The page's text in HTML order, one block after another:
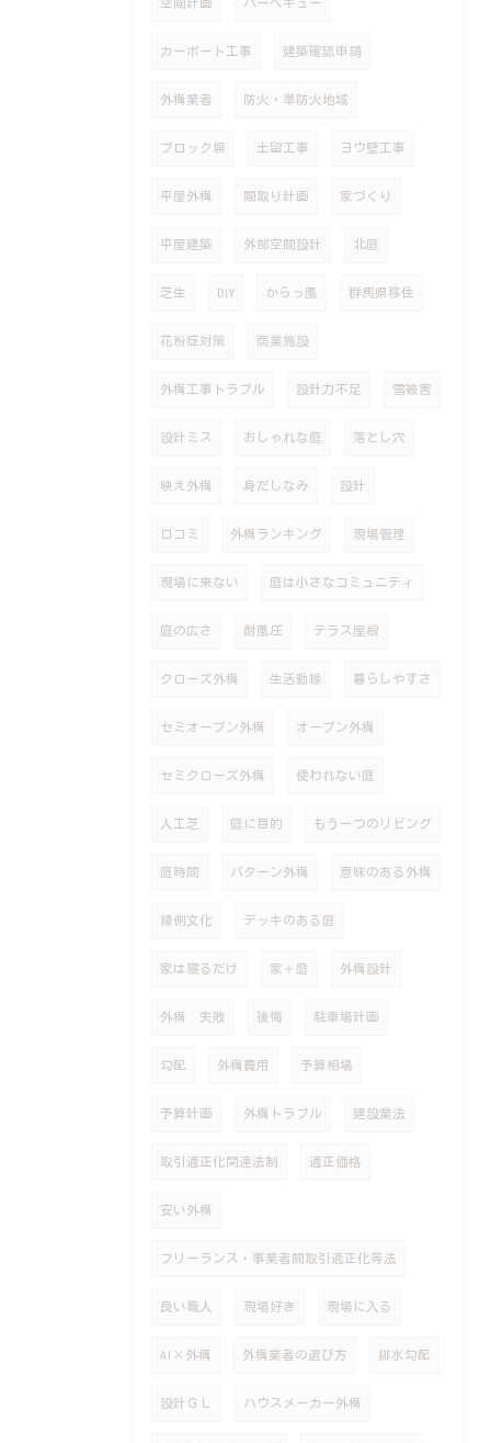
空間計画 バーベキュー
カーポート工事 建築確認申請
外構業者 防火・準防火地域
ブロック塀 土留工事 ヨウ壁工事
平屋外構 間取り計画 家づくり
平屋建築 外部空間設計 北庭
芝生 DIY からっ風 群馬県移住
花粉症対策 商業施設
外構工事トラブル 設計力不足 雪被害
設計ミス おしゃれな庭 落とし穴
映え外構 身だしなみ 設計
口コミ 外構ランキング 現場管理
現場に来ない 庭は小さなコミュニティ
庭の広さ 耐風圧 テラス屋根
クローズ外構 生活動線 暮らしやすさ
セミオープン外構 オープン外構
セミクローズ外構 使われない庭
人工芝 庭に目的 もう一つのリビング
庭時間 パターン外構 意味のある外構
縁側文化 デッキのある庭
家は寝るだけ 家＋庭 外構設計
外構 失敗 後悔 駐車場計画
勾配 外構費用 予算相場
予算計画 外構トラブル 建設業法
取引適正化関連法制 適正価格
安い外構
フリーランス・事業者間取引適正化等法
良い職人 現場好き 現場に入る
AI×外構 外構業者の選び方 排水勾配
設計ＧＬ ハウスメーカー外構